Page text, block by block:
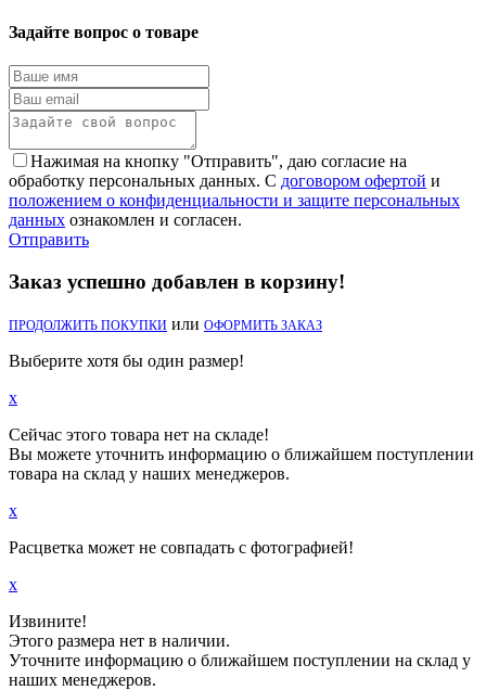
Задайте вопрос о товаре
Нажимая на кнопку "Отправить", даю согласие на
обработку персональных данных. С договором офертой и
положением о конфиденциальности и защите персональных
данных ознакомлен и согласен.
Отправить
Заказ успешно добавлен в корзину!
ПРОДОЛЖИТЬ ПОКУПКИ или ОФОРМИТЬ ЗАКАЗ
Выберите хотя бы один размер!
x
Сейчас этого товара нет на складе!
Вы можете уточнить информацию о ближайшем поступлении
товара на склад у наших менеджеров.
x
Расцветка может не совпадать с фотографией!
x
Извините!
Этого размера нет в наличии.
Уточните информацию о ближайшем поступлении на склад у
наших менеджеров.